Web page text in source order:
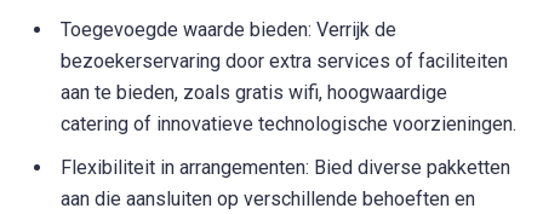
Toegevoegde waarde bieden: Verrijk de
bezoekerservaring door extra services of faciliteiten
aan te bieden, zoals gratis wifi, hoogwaardige
catering of innovatieve technologische voorzieningen.
Flexibiliteit in arrangementen: Bied diverse pakketten
aan die aansluiten op verschillende behoeften en